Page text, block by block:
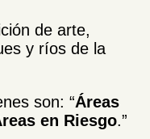
de arte,
y ríos de la
son: “Áreas
en Riesgo.”